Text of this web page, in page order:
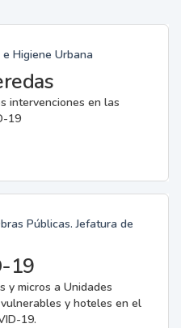
Higiene Urbana
intervenciones en las
19
Públicas. Jefatura de
19
y micros a Unidades
y hoteles en el
19.